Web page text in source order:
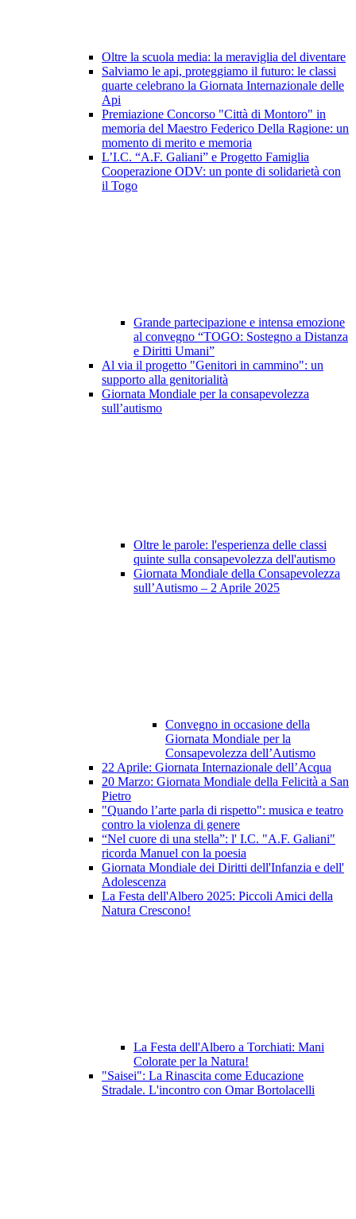
Oltre la scuola media: la meraviglia del diventare
Salviamo le api, proteggiamo il futuro: le classi
quarte celebrano la Giornata Internazionale delle
Api
Premiazione Concorso "Città di Montoro" in
memoria del Maestro Federico Della Ragione: un
momento di merito e memoria
L’I.C. “A.F. Galiani” e Progetto Famiglia
Cooperazione ODV: un ponte di solidarietà con
il Togo
Grande partecipazione e intensa emozione
al convegno “TOGO: Sostegno a Distanza
e Diritti Umani”
Al via il progetto "Genitori in cammino": un
supporto alla genitorialità
Giornata Mondiale per la consapevolezza
sull’autismo
Oltre le parole: l'esperienza delle classi
quinte sulla consapevolezza dell'autismo
Giornata Mondiale della Consapevolezza
sull’Autismo – 2 Aprile 2025
Convegno in occasione della
Giornata Mondiale per la
Consapevolezza dell’Autismo
22 Aprile: Giornata Internazionale dell’Acqua
20 Marzo: Giornata Mondiale della Felicità a San
Pietro
"Quando l’arte parla di rispetto": musica e teatro
contro la violenza di genere
“Nel cuore di una stella”: l' I.C. "A.F. Galiani"
ricorda Manuel con la poesia
Giornata Mondiale dei Diritti dell'Infanzia e dell'
Adolescenza
La Festa dell'Albero 2025: Piccoli Amici della
Natura Crescono!
La Festa dell'Albero a Torchiati: Mani
Colorate per la Natura!
"Saisei": La Rinascita come Educazione
Stradale. L'incontro con Omar Bortolacelli